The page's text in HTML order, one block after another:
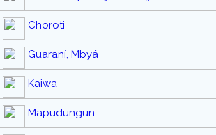
Choroti
Guaraní, Mbyá
Kaiwa
Mapudungun